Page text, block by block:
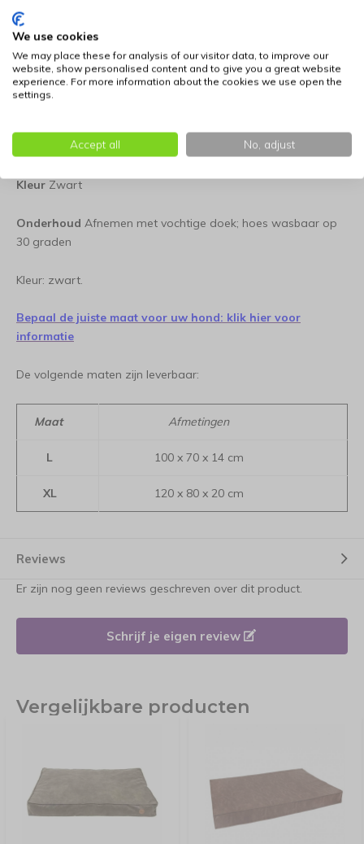
in vrijwel elke interieurstijl past.
Productspecificaties
Hoogwaardig kunstleer (PU)
Kleur Zwart
Onderhoud Afnemen met vochtige doek; hoes wasbaar op
30 graden
Kleur: zwart.
Bepaal de juiste maat voor uw hond: klik hier voor
informatie
De volgende maten zijn leverbaar:
Maat Afmetingen
L 100 x 70 x 14 cm
XL 120 x 80 x 20 cm
Reviews
Er zijn nog geen reviews geschreven over dit product.
Schrijf je eigen review
Vergelijkbare producten
We use cookies
We may place these for analysis of our visitor data, to improve our
website, show personalised content and to give you a great website
experience. For more information about the cookies we use open the
settings.
Accept all No, adjust